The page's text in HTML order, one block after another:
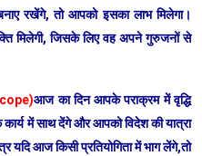
रखेंगे, तो आपको इसका लाभ मिलेगा।
मिलेगी, जिसके लिए वह अपने गुरुजनों से
आज का दिन आपके पराक्रम में वृद्धि
में साथ देंगे और आपको विदेश की यात्रा
यदि आज किसी प्रतियोगिता में भाग लेंगे,तो